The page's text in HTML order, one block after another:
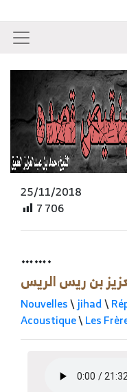
25/11/2018
7 706
…….
بن ريس الريس
Nouvelles\jihad\
Acoustique\Les